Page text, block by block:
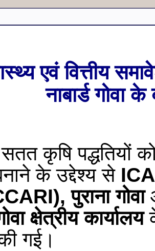
एवं वित्तीय
नाबार्ड गोवा
सतत कृषि पद्धतियों
के उद्देश्य से
पुराना गोवा
क्षेत्रीय कार्यालय
गई।